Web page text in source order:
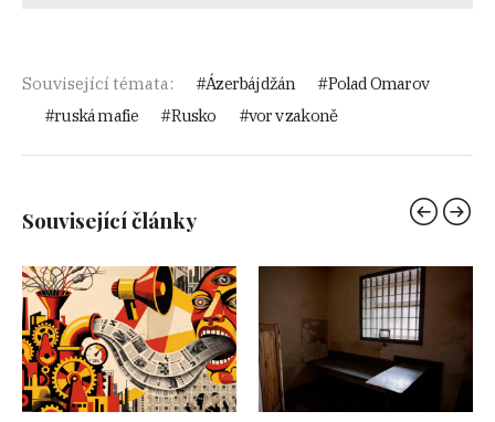
Související témata: Ázerbájdžán
Polad Omarov
ruská mafie
Rusko vor v zakoně
Související články